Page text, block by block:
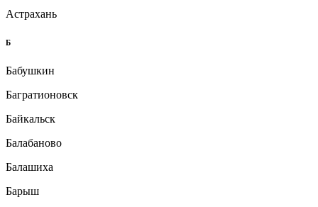
Астрахань
Б
Бабушкин
Багратионовск
Байкальск
Балабаново
Балашиха
Барыш